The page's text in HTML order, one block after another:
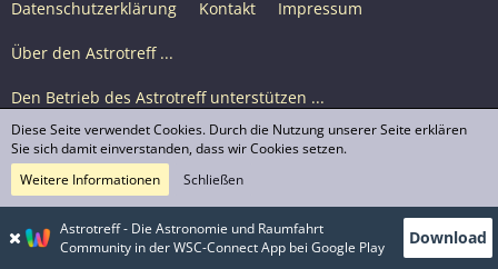
Datenschutzerklärung Kontakt Impressum
Über den Astrotreff ...
Den Betrieb des Astrotreff unterstützen ...
Nutzungsbedingungen
© Astrotreff 2001-2026, lizenziert unter CC BY-SA,
sofern für einzelne Inhalte nicht anders angegeben
Astrotreff - Die Astronomie und Raumfahrt
Community in der WSC-Connect App bei Google Play
Download
Diese Seite verwendet Cookies. Durch die Nutzung unserer Seite erklären
Sie sich damit einverstanden, dass wir Cookies setzen.
Weitere Informationen
Schließen